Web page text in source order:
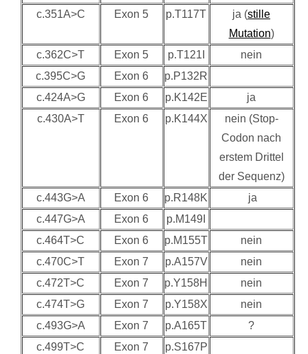
c.351A>C
Exon 5 p.T117T ja (stille
Mutation)
c.362C>T
Exon 5 p.T121I
nein
c.395C>G
Exon 6
p.P132R
c.424A>G
Exon 6 p.K142E
ja
c.430A>T
Exon 6 p.K144X
nein (Stop-
Codon nach
erstem Drittel
der Sequenz)
c.443G>A
Exon 6 p.R148K
ja
c.447G>A
Exon 6
p.M149I
c.464T>C
Exon 6 p.M155T
nein
c.470C>T
Exon 7 p.A157V
nein
c.472T>C
Exon 7 p.Y158H
nein
c.474T>G
Exon 7 p.Y158X
nein
c.493G>A
Exon 7 p.A165T
?
c.499T>C
Exon 7
p.S167P